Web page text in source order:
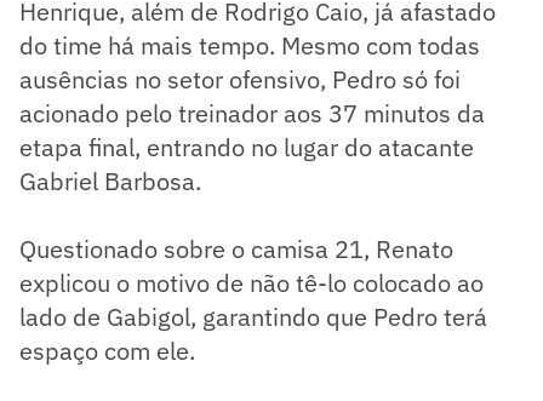
Henrique, além de Rodrigo Caio, já afastado
do time há mais tempo. Mesmo com todas
ausências no setor ofensivo, Pedro só foi
acionado pelo treinador aos 37 minutos da
etapa final, entrando no lugar do atacante
Gabriel Barbosa.
Questionado sobre o camisa 21, Renato
explicou o motivo de não tê-lo colocado ao
lado de Gabigol, garantindo que Pedro terá
espaço com ele.